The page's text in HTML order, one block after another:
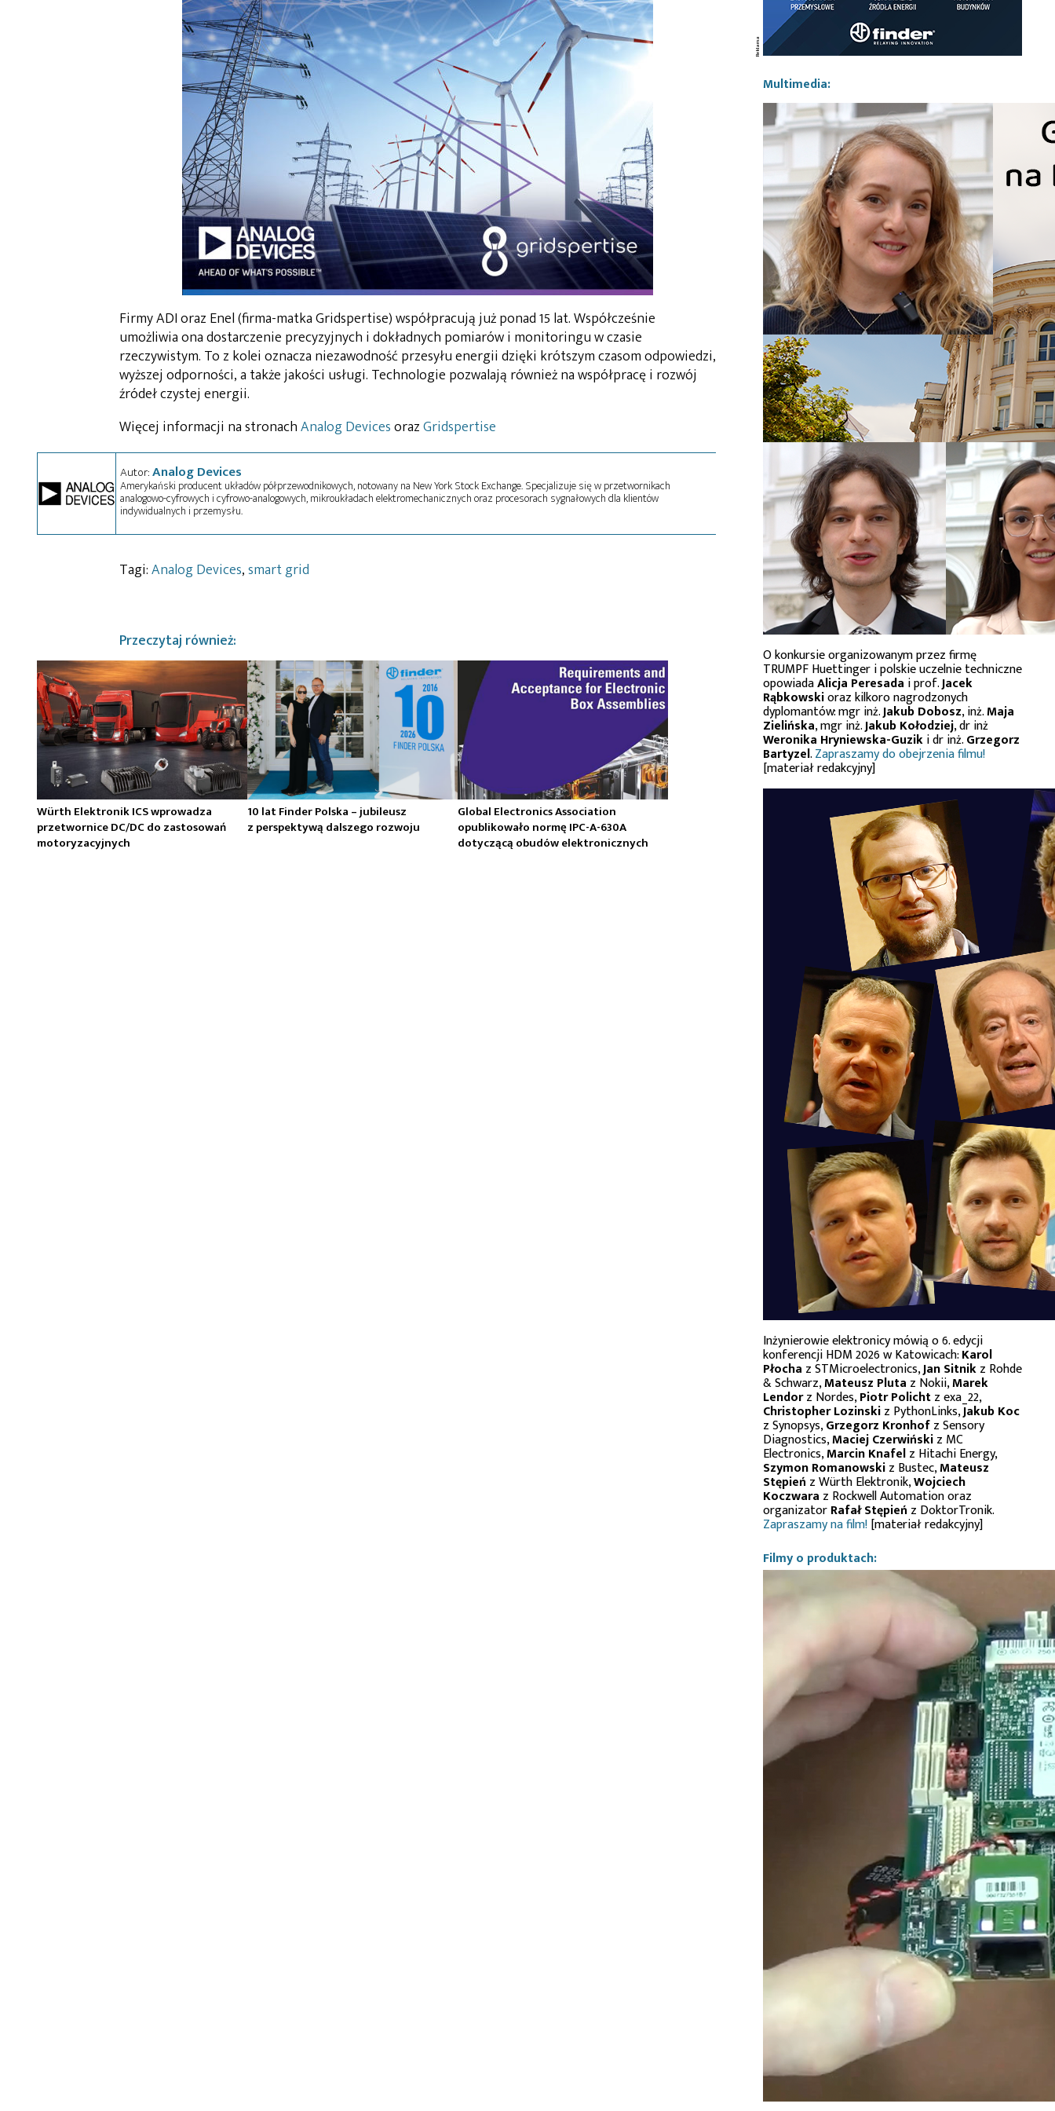
Firmy ADI oraz Enel (firma-matka Gridspertise) współpracują już ponad 15 lat. Współcześnie
umożliwia ona dostarczenie precyzyjnych i dokładnych pomiarów i monitoringu w czasie
rzeczywistym. To z kolei oznacza niezawodność przesyłu energii dzięki krótszym czasom odpowiedzi,
wyższej odporności, a także jakości usługi. Technologie pozwalają również na współpracę i rozwój
źródeł czystej energii.
Więcej informacji na stronachAnalog DevicesorazGridspertise
Autor:Analog Devices
Amerykański producent układów półprzewodnikowych, notowany na New York Stock Exchange. Specjalizuje się w przetwornikach
analogowo-cyfrowych i cyfrowo-analogowych, mikroukładach elektromechanicznych oraz procesorach sygnałowych dla klientów
indywidualnych i przemysłu.
Tagi:Analog Devices,smart grid
Przeczytaj również:
Würth Elektronik ICS wprowadza
przetwornice DC/DC do zastosowań
motoryzacyjnych
10 lat Finder Polska – jubileusz
z perspektywą dalszego rozwoju
Global Electronics Association
opublikowało normę IPC-A-630A
dotyczącą obudów elektronicznych
Multimedia:
O konkursie organizowanym przez firmę
TRUMPF Huettinger i polskie uczelnie techniczne
opowiadaAlicja Peresada i prof.Jacek
Rąbkowskioraz kilkoro nagrodzonych
dyplomantów: mgr inż.Jakub Dobosz, inż.Maja
Zielińska, mgr inż.Jakub Kołodziej, dr inż
Weronika Hryniewska-Guziki dr inż.Grzegorz
Bartyzel.Zapraszamy do obejrzenia filmu!
[materiał redakcyjny]
Inżynierowie elektronicy mówią o 6. edycji
konferencji HDM 2026 w Katowicach:Karol
Płocha z STMicroelectronics,Jan Sitnikz Rohde
& Schwarz,Mateusz Pluta z Nokii,Marek
Lendorz Nordes,Piotr Polichtz exa_22,
Christopher Lozinskiz PythonLinks,Jakub Koc
z Synopsys,Grzegorz Kronhofz Sensory
Diagnostics,Maciej Czerwińskiz MC
Electronics,Marcin Knafelz Hitachi Energy,
Szymon Romanowskiz Bustec,Mateusz
Stępień z Würth Elektronik,Wojciech
Koczwara z Rockwell Automation oraz
organizatorRafał Stępień z DoktorTronik.
Zapraszamy na film![materiał redakcyjny]
Filmy o produktach: